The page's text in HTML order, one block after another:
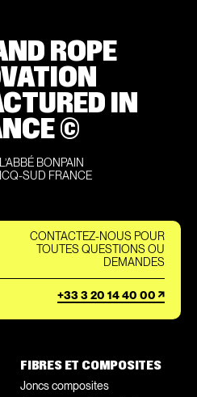
ROPE
IN
©
BONPAIN
SUD FRANCE
CONTACTEZ-NOUS POUR
TOUTES QUESTIONS OU
DEMANDES
+33 3 20 14 40 00
FIBRES ET COMPOSITES
Joncs composites